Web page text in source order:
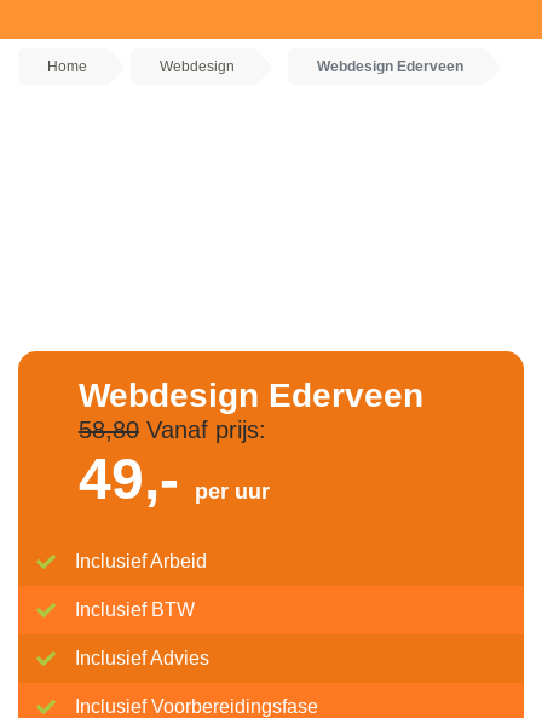
Home Webdesign Webdesign Ederveen
Webdesign Ederveen
58,80Vanaf prijs:
49,- per uur
Inclusief Arbeid
Inclusief BTW
Inclusief Advies
Inclusief Voorbereidingsfase